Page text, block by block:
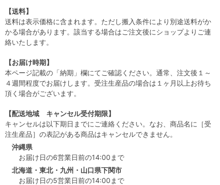
【送料】
送料は表示価格に含まれます。ただし搬入条件により別途送料がか
かる場合があります。該当する場合はご注文後にショップよりご連
絡いたします。
【お届け時期】
本ページ記載の「納期」欄にてご確認ください。通常、注文後１～
４週間程度でお届けします。受注生産品の場合は１ヶ月以上お待ち
頂く場合がございます。
【配送地域 キャンセル受付期限】
キャンセルは以下期日までにご連絡ください。なお、商品名に［受
注生産品］の表記がある商品はキャンセルできません。
沖縄県
お届け日の6営業日前の14:00まで
北海道・東北・九州・山口県下関市
お届け日の5営業日前の14:00まで